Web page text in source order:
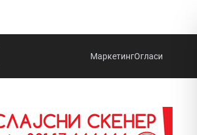
МаркетингОгласи